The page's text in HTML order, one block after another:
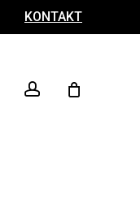
KONTAKT
search account
Close